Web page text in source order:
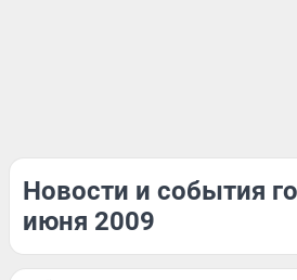
Новости и события
июня 2009